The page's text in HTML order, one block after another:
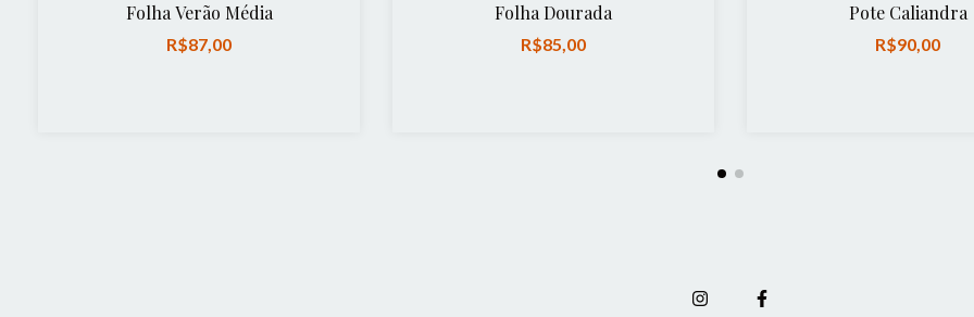
Folha Verão Média
R$87,00
Folha Dourada
R$85,00
Pote Caliandra
R$90,00